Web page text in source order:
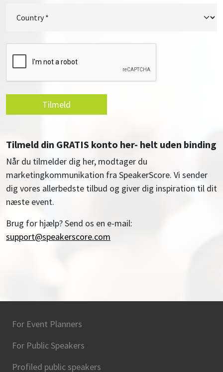
Tilmeld
Tilmeld din GRATIS konto her- helt uden binding
Når du tilmelder dig her, modtager du
marketingkommunikation fra SpeakerScore. Vi sender
dig vores allerbedste tilbud og giver dig inspiration til dit
næste event.
Brug for hjælp? Send os en e-mail:
support@speakerscore.com
For Event Planners
For Public Speakers
Profiled public speakers